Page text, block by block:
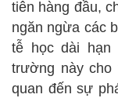
tiên hàng đầu,
ngăn ngừa các
tễ học dài hạn
trường này cho
quan đến sự